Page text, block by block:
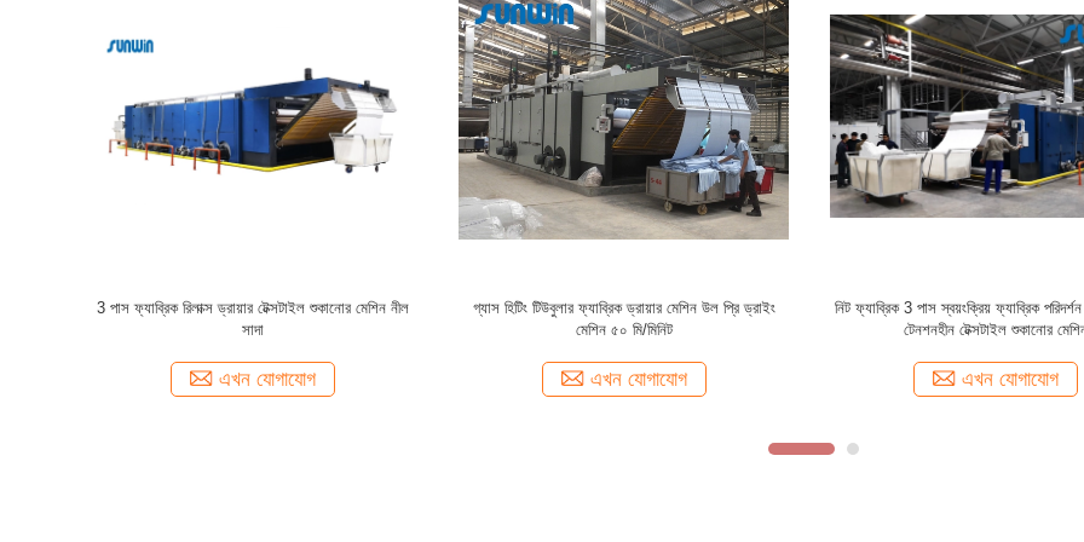
টিউবুলার ডাইং ফিনিশিং 35T টেক্সটাইল ড্রাইং মেশিন ফ্যাব্রিক
কম্প্যাক্টর মেশিন সিই
এখন যোগাযোগ
নলাকার বুনন কাপড়ের জন্য স্বয়ংক্রিয় বেলুন প্যাডার ফ্যাব্রিক
কম্প্যাক্টর টেক্সটাইল ড্রায়ার মেশিন
এখন যোগাযোগ
জাম্বো ক্যাপাসিটি ফ্যাব্রিক রিলাক্স টেক্সটাইল
ফ্যাব্রিকের জন্য 2600 মিমি
এখন যোগাযোগ